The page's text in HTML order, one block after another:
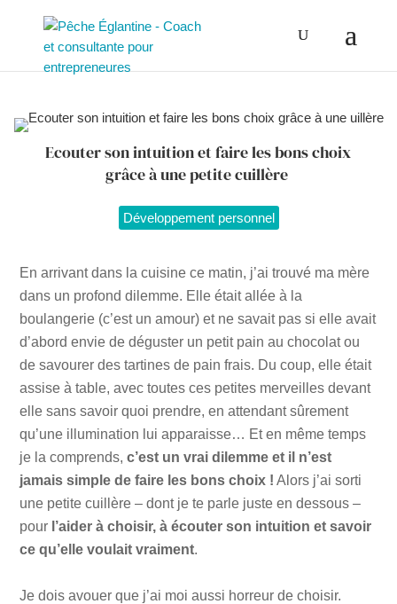
Ecouter son intuition et faire les bons choix
grâce à une petite cuillère
Développement personnel
En arrivant dans la cuisine ce matin, j’ai trouvé ma mère
dans un profond dilemme. Elle était allée à la
boulangerie (c’est un amour) et ne savait pas si elle avait
d’abord envie de déguster un petit pain au chocolat ou
de savourer des tartines de pain frais. Du coup, elle était
assise à table, avec toutes ces petites merveilles devant
elle sans savoir quoi prendre, en attendant sûrement
qu’une illumination lui apparaisse… Et en même temps
je la comprends,c’est un vrai dilemme et il n’est
jamais simple de faire les bons choix ! Alors j’ai sorti
une petite cuillère – dont je te parle juste en dessous –
pour l’aider à choisir, à écouter son intuition et savoir
ce qu’elle voulait vraiment.
Je dois avouer que j’ai moi aussi horreur de choisir.